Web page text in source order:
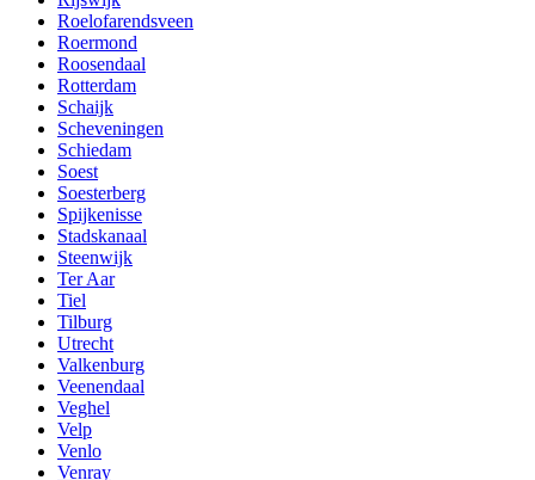
Roelofarendsveen
Roermond
Roosendaal
Rotterdam
Schaijk
Scheveningen
Schiedam
Soest
Soesterberg
Spijkenisse
Stadskanaal
Steenwijk
Ter Aar
Tiel
Tilburg
Utrecht
Valkenburg
Veenendaal
Veghel
Velp
Venlo
Venray